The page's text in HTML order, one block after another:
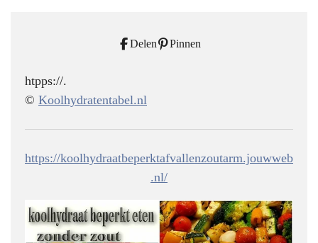
Delen Pinnen
htpps://.
© Koolhydratentabel.nl
https://koolhydraatbeperktafvallenzoutarm.jouwweb
.nl/